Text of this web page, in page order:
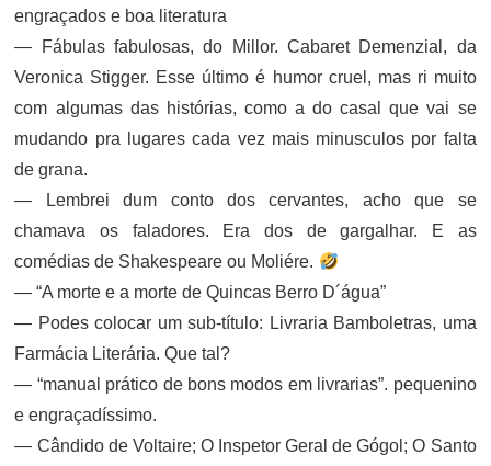
engraçados e boa literatura
— Fábulas fabulosas, do Millor. Cabaret Demenzial, da
Veronica Stigger. Esse último é humor cruel, mas ri muito
com algumas das histórias, como a do casal que vai se
mudando pra lugares cada vez mais minusculos por falta
de grana.
— Lembrei dum conto dos cervantes, acho que se
chamava os faladores. Era dos de gargalhar. E as
comédias de Shakespeare ou Moliére.
— “A morte e a morte de Quincas Berro D´água”
— Podes colocar um sub-título: Livraria Bamboletras, uma
Farmácia Literária. Que tal?
— “manual prático de bons modos em livrarias”. pequenino
e engraçadíssimo.
— Cândido de Voltaire; O Inspetor Geral de Gógol; O Santo